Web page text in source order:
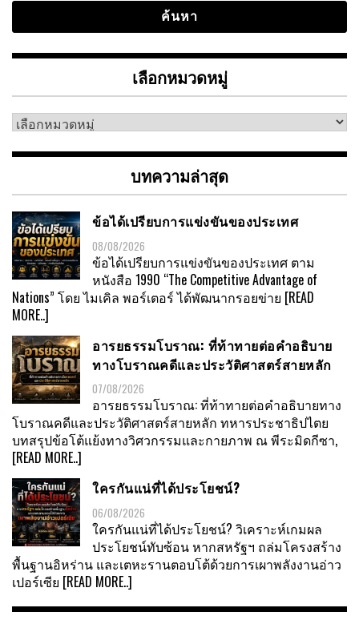
เลือกหมวดหมู่
เลือก
หมู่
บทความล่าสุด
ข้อได้เปรียบการแข่งขันของประเทศ
08/08/2026
ข้อได้เปรียบการแข่งขันของประเทศ ตาม
หนังสือ 1990 “The Competitive Advantage of
Nations” โดย ไมเคิล พอร์เตอร์ ได้พัฒนากรอยข่าย [READ
MORE..]
อารยธรรมโบราณ: ที่ท้าทายต่อคำอธิบาย
ทางโบราณคดีและประวัติศาสตร์สายหลัก
07/08/2026
อารยธรรมโบราณ: ที่ท้าทายต่อคำอธิบายทาง
โบราณคดีและประวัติศาสตร์สายหลัก ทหารประชาธิปไตย
บทสรุปข้อโต้แย้งทางวิศวกรรมและกายภาพ ณ พีระมิดกีซา,
[READ MORE..]
ใครกันแน่ที่ได้ประโยชน์?
06/08/2026
ใครกันแน่ที่ได้ประโยชน์? วิเคราะห์เกมผล
ประโยชน์ทับซ้อน หากสหรัฐฯ ถล่มโครงสร้าง
พื้นฐานอิหร่าน และเตหะรานตอบโต้ด้วยการเผาพลังงานอ่าว
เปอร์เซีย [READ MORE..]